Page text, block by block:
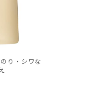
り・シワな